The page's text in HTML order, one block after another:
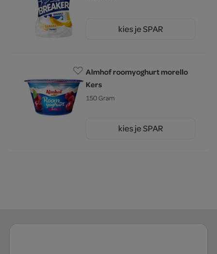
kies je SPAR
Almhof roomyoghurt morello
Kers
150 Gram
kies je SPAR